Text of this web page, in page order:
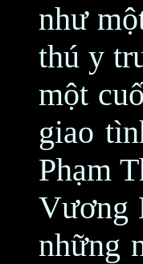
như
thú y
một
giao
Phạm
Vương
những